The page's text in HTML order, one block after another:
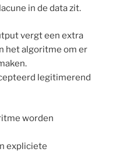
in de data zit.
vergt een extra
het algoritme om er
legitimerend
worden
expliciete